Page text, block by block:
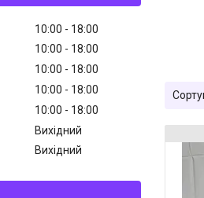
10:00
18:00
10:00
18:00
10:00
18:00
10:00
18:00
10:00
18:00
Вихідний
Вихідний